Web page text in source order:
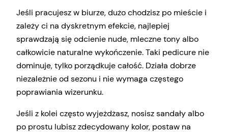
Jeśli pracujesz w biurze, dużo chodzisz po mieście i
zależy ci na dyskretnym efekcie, najlepiej
sprawdzają się odcienie nude, mleczne tony albo
całkowicie naturalne wykończenie. Taki pedicure nie
dominuje, tylko porządkuje całość. Działa dobrze
niezależnie od sezonu i nie wymaga częstego
poprawiania wizerunku.
Jeśli z kolei często wyjeżdżasz, nosisz sandały albo
po prostu lubisz zdecydowany kolor, postaw na